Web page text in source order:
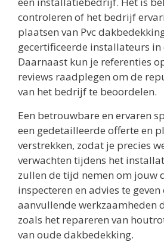
controleren of het bedrijf
plaatsen van Pvc
gecertificeerde installateurs in
Daarnaast kun je referenties
reviews raadplegen om de
van het bedrijf te beoordelen.
Een betrouwbare en ervaren
een gedetailleerde offerte en
verstrekken, zodat je precies
verwachten tijdens het
zullen de tijd nemen om jouw
inspecteren en advies te
aanvullende werkzaamheden
zoals het repareren van
van oude dakbedekking.